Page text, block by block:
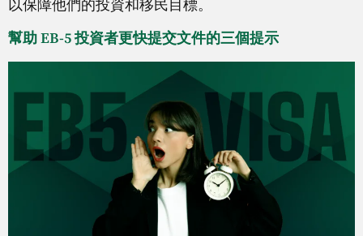
以保障他們的投資和移民目標。
幫助 EB-5 投資者更快提交文件的三個提示